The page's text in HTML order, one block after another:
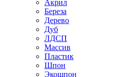
Акрил
Береза
Дерево
Дуб
ЛДСП
Массив
Пластик
Шпон
Экошпон